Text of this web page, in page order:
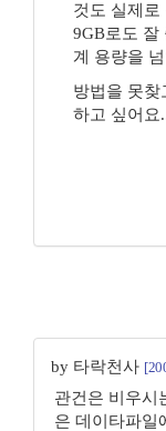
것도 실제로
9GB로도 잘
계 용량을
방법을 못찾
하고 싶어요
by 타락천사
관건은 비우시
은 데이타파일